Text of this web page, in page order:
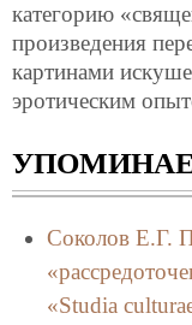
категорию
произведения
картинами
эротическим
Соколов Е.Г.
«Studia